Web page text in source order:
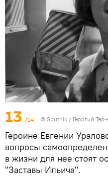
13 /14 © Sputnik / Георгий
Героине Евгении
вопросы
в жизни для нее стоят
"Заставы Ильича".